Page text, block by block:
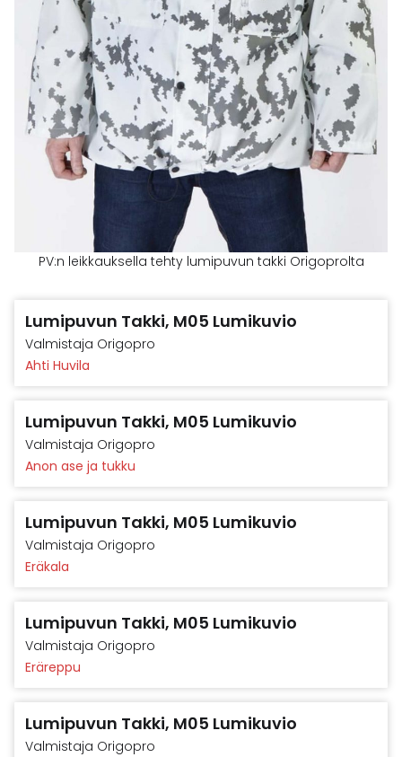
PV:n leikkauksella tehty lumipuvun takki Origoprolta
Lumipuvun Takki, M05 Lumikuvio
Valmistaja Origopro
Ahti Huvila
Lumipuvun Takki, M05 Lumikuvio
Valmistaja Origopro
Anon ase ja tukku
Lumipuvun Takki, M05 Lumikuvio
Valmistaja Origopro
Eräkala
Lumipuvun Takki, M05 Lumikuvio
Valmistaja Origopro
Eräreppu
Lumipuvun Takki, M05 Lumikuvio
Valmistaja Origopro